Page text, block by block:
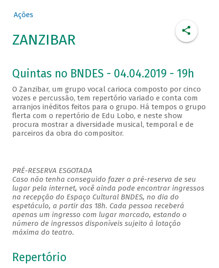
Ações
ZANZIBAR
Quintas no BNDES - 04.04.2019 - 19h
O Zanzibar, um grupo vocal carioca composto por cinco
vozes e percussão, tem repertório variado e conta com
arranjos inéditos feitos para o grupo. Há tempos o grupo
flerta com o repertório de Edu Lobo, e neste show
procura mostrar a diversidade musical, temporal e de
parceiros da obra do compositor.
PRÉ-RESERVA ESGOTADA
Caso não tenha conseguido fazer a pré-reserva de seu
lugar pela internet, você ainda pode encontrar ingressos
na recepção do Espaço Cultural BNDES, no dia do
espetáculo, a partir das 18h. Cada pessoa receberá
apenas um ingresso com lugar marcado, estando o
número de ingressos disponíveis sujeito à lotação
máxima do teatro.
Repertório